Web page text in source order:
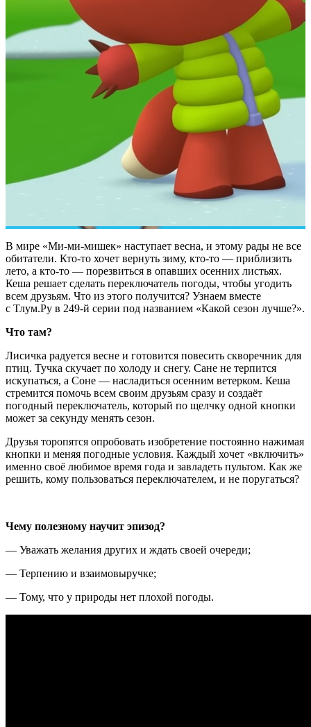
В мире «Ми-ми-мишек» наступает весна, и этому рады не все
обитатели. Кто-то хочет вернуть зиму, кто-то — приблизить
лето, а кто-то — порезвиться в опавших осенних листьях.
Кеша решает сделать переключатель погоды, чтобы угодить
всем друзьям. Что из этого получится? Узнаем вместе
с Тлум.Ру в 249-й серии под названием «Какой сезон лучше?».
Что там?
Лисичка радуется весне и готовится повесить скворечник для
птиц. Тучка скучает по холоду и снегу. Сане не терпится
искупаться, а Соне — насладиться осенним ветерком. Кеша
стремится помочь всем своим друзьям сразу и создаёт
погодный переключатель, который по щелчку одной кнопки
может за секунду менять сезон.
Друзья торопятся опробовать изобретение постоянно нажимая
кнопки и меняя погодные условия. Каждый хочет «включить»
именно своё любимое время года и завладеть пультом. Как же
решить, кому пользоваться переключателем, и не поругаться?
Чему полезному научит эпизод?
— Уважать желания других и ждать своей очереди;
— Терпению и взаимовыручке;
— Тому, что у природы нет плохой погоды.